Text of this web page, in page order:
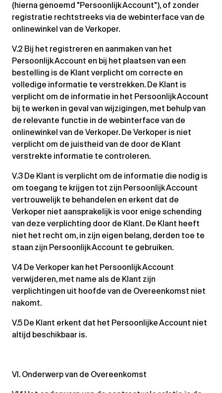
(hierna genoemd "Persoonlijk Account"), of zonder
registratie rechtstreeks via de webinterface van de
onlinewinkel van de Verkoper.
V.2 Bij het registreren en aanmaken van het
Persoonlijk Account en bij het plaatsen van een
bestelling is de Klant verplicht om correcte en
volledige informatie te verstrekken. De Klant is
verplicht om de informatie in het Persoonlijk Account
bij te werken in geval van wijzigingen, met behulp van
de relevante functie in de webinterface van de
onlinewinkel van de Verkoper. De Verkoper is niet
verplicht om de juistheid van de door de Klant
verstrekte informatie te controleren.
V.3 De Klant is verplicht om de informatie die nodig is
om toegang te krijgen tot zijn Persoonlijk Account
vertrouwelijk te behandelen en erkent dat de
Verkoper niet aansprakelijk is voor enige schending
van deze verplichting door de Klant. De Klant heeft
niet het recht om, in zijn eigen belang, derden toe te
staan zijn Persoonlijk Account te gebruiken.
V.4 De Verkoper kan het Persoonlijk Account
verwijderen, met name als de Klant zijn
verplichtingen uit hoofde van de Overeenkomst niet
nakomt.
V.5 De Klant erkent dat het Persoonlijke Account niet
altijd beschikbaar is.
VI. Onderwerp van de Overeenkomst